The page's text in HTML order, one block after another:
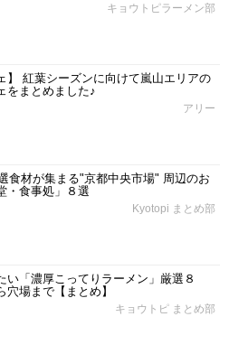
キョウトピラーメン部
】 紅葉シーズンに向けて嵐山エリアの
をまとめました♪
アリー
食材が集まる"京都中央市場" 周辺のお
・食事処」８選
Kyotopi まとめ部
い「濃厚こってりラーメン」厳選８
穴場まで【まとめ】
キョウトピ まとめ部